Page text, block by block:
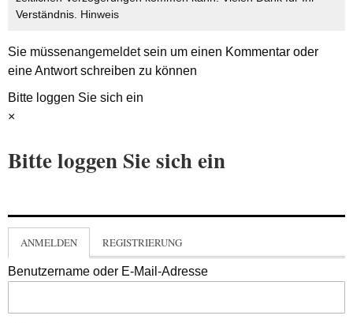
Verständnis. Hinweis
Sie müssenangemeldetsein um einen Kommentar oder
eine Antwort schreiben zu können
Bitte loggen Sie sich ein
×
Bitte loggen Sie sich ein
ANMELDEN REGISTRIERUNG
Benutzername oder E-Mail-Adresse